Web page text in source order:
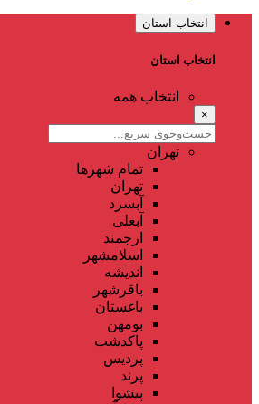
انتخاب استان
انتخاب استان
انتخاب همه
×
تهران
تمام شهر‌ها
تهران
آبسرد
آبعلی
ارجمند
اسلامشهر
اندیشه
باقرشهر
باغستان
بومهن
پاکدشت
پردیس
پرند
پیشوا